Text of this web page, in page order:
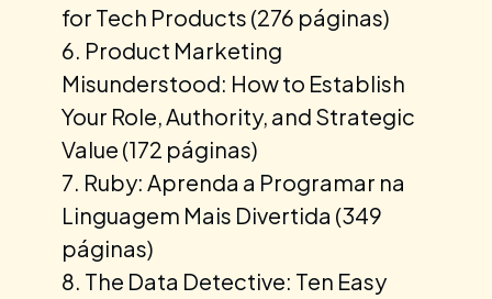
for Tech Products (276 páginas)
Product Marketing
Misunderstood: How to Establish
Your Role, Authority, and Strategic
Value (172 páginas)
Ruby: Aprenda a Programar na
Linguagem Mais Divertida (349
páginas)
The Data Detective: Ten Easy